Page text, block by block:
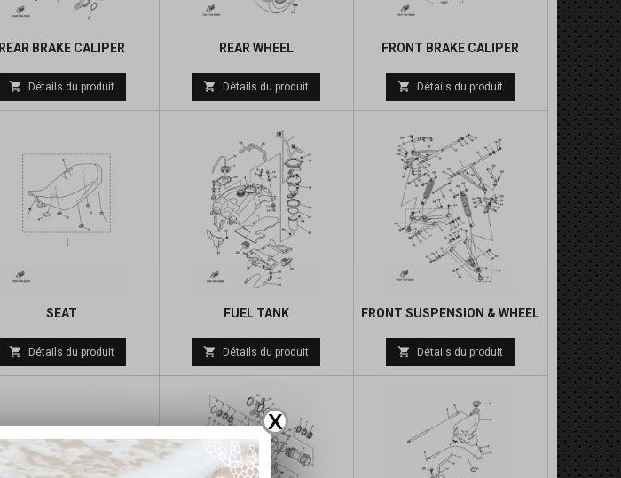
X
REAR BRAKE CALIPER
Prix
de
 Détails du produit
REAR WHEEL
Prix
de
 Détails du produit
FRONT BRAKE CALIPER
Prix
de
 Détails du produit
SEAT
Prix
de
 Détails du produit
FUEL TANK
Prix
de
base
 Détails du produit
FRONT SUSPENSION & WHEEL
Prix
de
 Détails du produit